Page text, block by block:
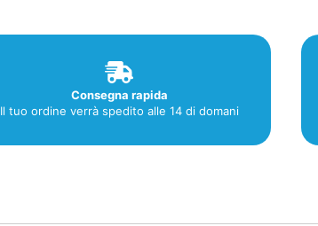
Consegna rapida
Il tuo ordine verrà spedito alle 14 di domani